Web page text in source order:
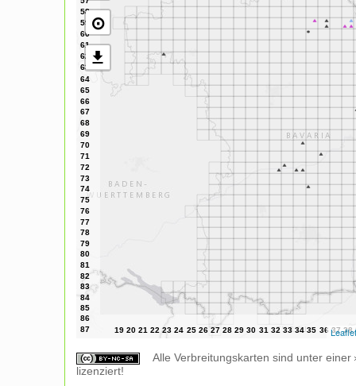
⊙
Leaflet
Alle Verbreitungskarten sind unter einer
lizenziert!